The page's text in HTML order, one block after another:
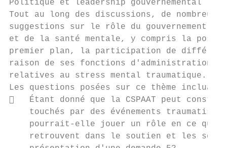
Politique et leadership gouvernemental
Tout au long des discussions, de
suggestions sur le rôle du gouvernement
et de la santé mentale, y compris la
premier plan, la participation de
raison de ses fonctions d'administration et
relatives au stress mental traumatique.
Les questions posées sur ce thème
   Étant donné que la CSPAAT peut
touchés par des événements
pourrait-elle jouer un rôle en ce qui
retrouvent dans le soutien et les